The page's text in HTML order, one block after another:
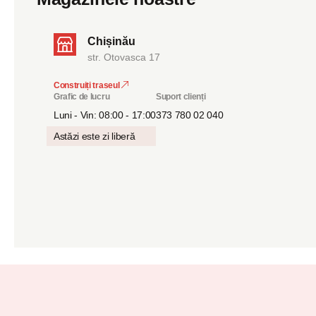
Chișinău
str. Otovasca 17
Construiți traseul
Grafic de lucru
Luni - Vin: 08:00 - 17:00
Astăzi este zi liberă
Suport clienți
373 780 02 040